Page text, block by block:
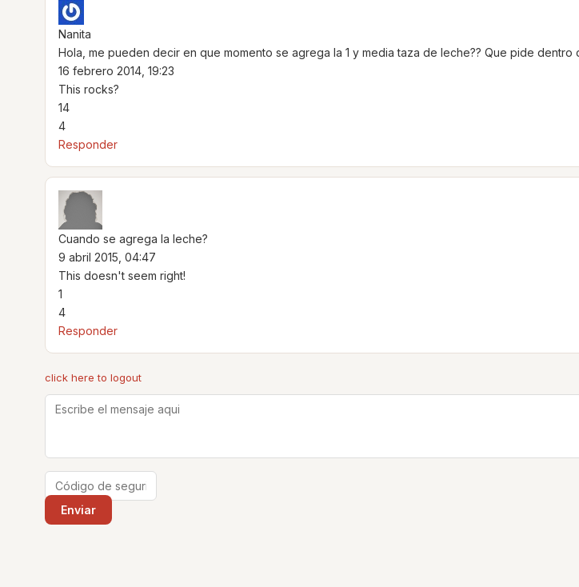
Nanita
Hola, me pueden decir en que momento se agrega la 1 y media taza de leche?? Que pide dentro
16 febrero 2014, 19:23
This rocks?
14
4
Responder
Cuando se agrega la leche?
9 abril 2015, 04:47
This doesn't seem right!
1
4
Responder
click here to logout